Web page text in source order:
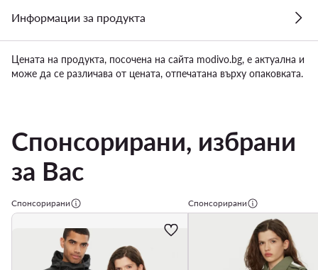
Информации за продукта
Цената на продукта, посочена на сайта modivo.bg, е актуална и
може да се различава от цената, отпечатана върху опаковката.
Спонсорирани, избрани
за Вас
Спонсорирани Спонсорирани